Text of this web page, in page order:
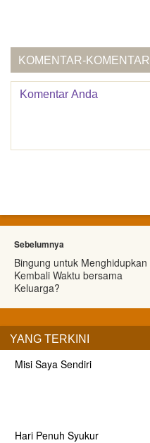
KOMENTAR-KOMENTAR
Sebelumnya
Bingung untuk Menghidupkan
Kembali Waktu bersama
Keluarga?
YANG TERKINI
Misi Saya Sendiri
Hari Penuh Syukur